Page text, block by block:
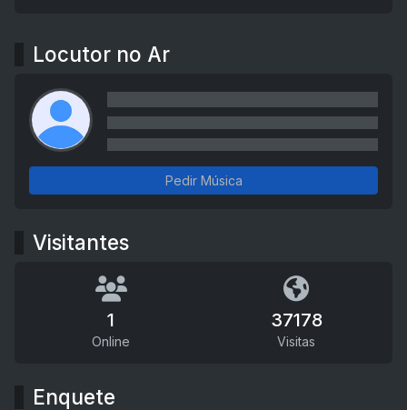
Locutor no Ar
Pedir Música
Visitantes
1
Online
37178
Visitas
Enquete